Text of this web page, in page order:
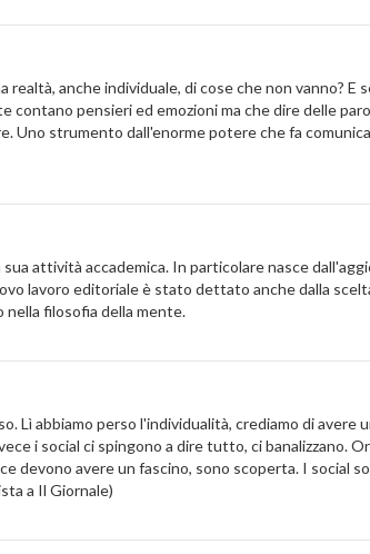
anche individuale, di cose che non vanno? E
contano pensieri ed emozioni ma che dire delle
Uno strumento dall'enorme potere che fa
attività accademica. In particolare nasce
lavoro editoriale è stato dettato anche dalla
nella filosofia della mente.
Lì abbiamo perso l'individualità, crediamo di avere
i social ci spingono a dire tutto, ci banalizzano.
devono avere un fascino, sono scoperta. I social
a Il Giornale)